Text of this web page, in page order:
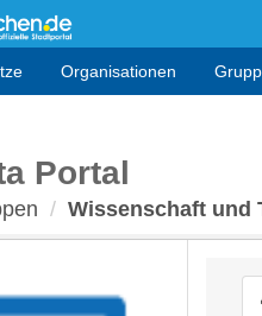
Organisationen
Portal
Wissenschaft und